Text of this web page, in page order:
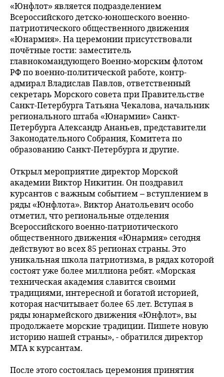
«Юнфлот» является подразделением
Всероссийского детско-юношеского военно-
патриотического общественного движения
«Юнармия». На церемонии присутствовали
почётные гости: заместитель
главнокомандующего Военно-морским флотом
РФ по военно-политической работе, контр-
адмирал Владислав Павлов, ответственный
секретарь Морского совета при Правительстве
Санкт-Петербурга Татьяна Чекалова, начальник
регионального штаба «Юнармии» Санкт-
Петербурга Александр Ананьев, представители
Законодательного Собрания, Комитета по
образованию Санкт-Петербурга и другие.
Открыл мероприятие директор Морской
академии Виктор Никитин. Он поздравил
курсантов с важным событием – вступлением в
ряды «Юнфлота». Виктор Анатольевич особо
отметил, что региональные отделения
Всероссийского военно-патриотического
общественного движения «Юнармия» сегодня
действуют во всех 85 регионах страны. Это
уникальная школа патриотизма, в рядах которой
состоят уже более миллиона ребят. «Морская
техническая академия славится своими
традициями, интересной и богатой историей,
которая насчитывает более 65 лет. Вступая в
ряды юнармейского движения «Юнфлот», вы
продолжаете морские традиции. Пишете новую
историю нашей страны», - обратился директор
МТА к курсантам.
После этого состоялась церемония принятия